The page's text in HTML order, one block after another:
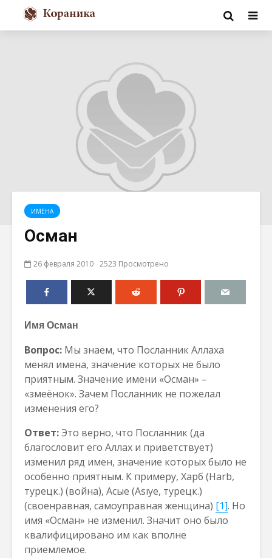
ИМЕНА
Осман
26 февраля 2010 2523 Просмотрено
Имя Осман
Вопрос: Мы знаем, что Посланник Аллаха
менял имена, значение которых не было
приятным. Значение имени «Осман» –
«змеёнок». Зачем Посланник не пожелал
изменения его?
Ответ:Это верно, что Посланник (да
благословит его Аллах и приветствует)
изменил ряд имен, значение которых было не
особенно приятным. К примеру, Харб (Harb,
турецк.) (война), Асые (Asıye, турецк.)
(своенравная, самоуправная женщина) [1]. Но
имя «Осман» не изменил. Значит оно было
квалифицировано им как вполне
приемлемое.